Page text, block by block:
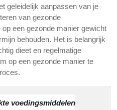
geleidelijk aanpassen van je
van gezonde
een gezonde manier gewicht
behouden. Het is belangrijk
dieet en regelmatige
op een gezonde manier te
voedingsmiddelen